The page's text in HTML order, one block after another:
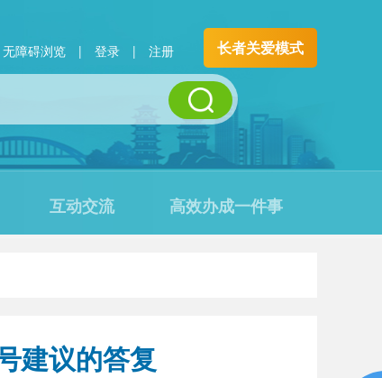
无障碍浏览 | 登录 | 注册 长者关爱模式
互动交流 高效办成一件事
建议的答复